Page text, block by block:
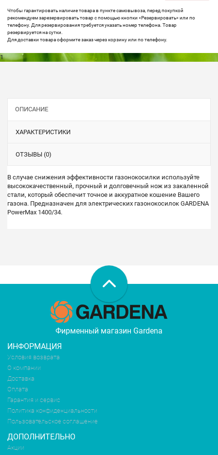
Чтобы гарантировать наличие товара в пункте самовывоза, перед покупкой
рекомендуем зарезервировать товар с помощью кнопки «Резервировать» или по
телефону. Для резервирования требуется указать номер телефона. Товар
резервируется на сутки.
Для доставки товара оформите заказ через корзину или по телефону.
1
ОПИСАНИЕ
ХАРАКТЕРИСТИКИ
ОТЗЫВЫ (0)
В случае снижения эффективности газонокосилки используйте
высококачественный, прочный и долговечный нож из закаленной
стали, который обеспечит точное и аккуратное кошение Вашего
газона. Предназначен для электрических газонокосилок GARDENA
PowerMax 1400/34.
Фирменный магазин Gardena
ИНФОРМАЦИЯ
Условия возврата
О компании
Доставка
Оплата
Гарантия и сервис
Политика конфиденциальности
Пользовательское соглашение
ДОПОЛНИТЕЛЬНО
Акции